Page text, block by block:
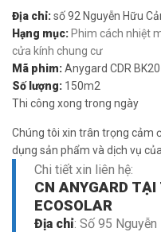
Địa chỉ:số 92 Nguyễn Hữu
Hạng mục: Phim cách nhiệt
cửa kính chung cư
Mã phim:Anygard CDR
Số lượng: 150m2
Thi công xong trong ngày
Chúng tôi xin trân trọng cảm
dụng sản phẩm và dịch vụ
Chi tiết xin liên hệ:
CN ANYGARD
ECOSOLAR
Địa chỉ: Số 95 Nguyễn